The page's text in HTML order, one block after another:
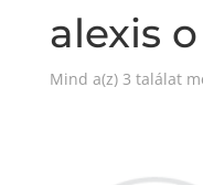
alexis o
Mind a(z) 3 találat